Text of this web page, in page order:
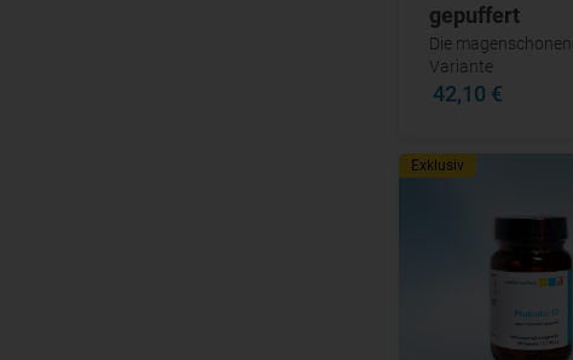
gepuffert
Die
Variante
42,10 €
Exklusiv